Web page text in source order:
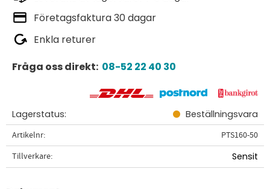
Företagsfaktura 30 dagar
Enkla returer
Fråga oss direkt: 08-52 22 40 30
Lagerstatus Beställningsvara
Artikelnr
PTS160-50
Tillverkare
Sensit